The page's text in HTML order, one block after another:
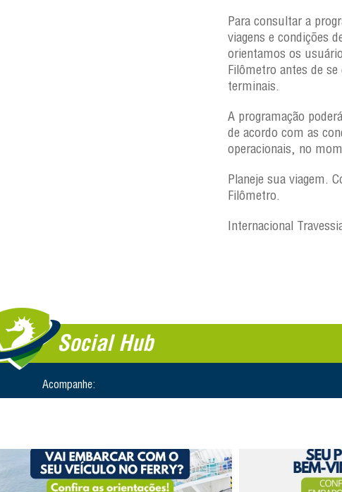
Para consultar a
viagens e condições
orientamos os
Filômetro antes de
terminais.
A programação
de acordo com as
operacionais, no
Planeje sua viagem.
Filômetro.
Internacional
Social Hub
Acompanhe: